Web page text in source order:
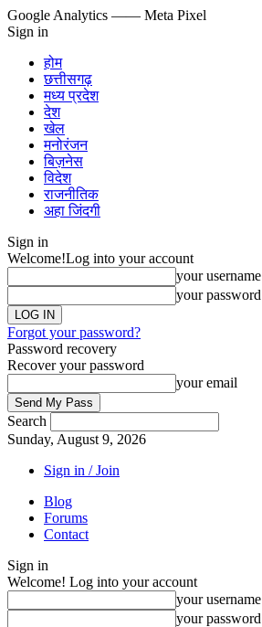
Google Analytics —— Meta Pixel
Sign in
होम
छत्तीसगढ़
मध्य प्रदेश
देश
खेल
मनोरंजन
बिज़नेस
विदेश
राजनीतिक
अहा जिंदगी
Sign in
Welcome!Log into your account
your username
your password
Forgot your password?
Password recovery
Recover your password
your email
Search
Sunday, August 9, 2026
Sign in / Join
Blog
Forums
Contact
Sign in
Welcome! Log into your account
your username
your password